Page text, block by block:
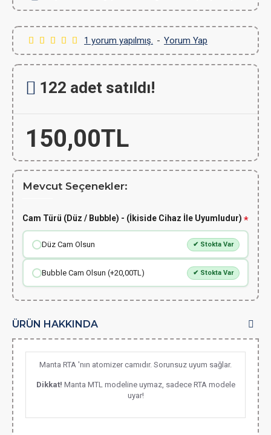
1 yorum yapılmış. - Yorum Yap
150,00TL
122 adet satıldı!
Mevcut Seçenekler:
Cam Türü (Düz / Bubble) - (İkiside Cihaz İle Uyumludur)
Düz Cam Olsun ✔ Stokta Var
Bubble Cam Olsun (+20,00TL) ✔ Stokta Var
ÜRÜN HAKKINDA
Manta RTA 'nın atomizer camıdır. Sorunsuz uyum sağlar.
Dikkat! Manta MTL modeline uymaz, sadece RTA modele
uyar!